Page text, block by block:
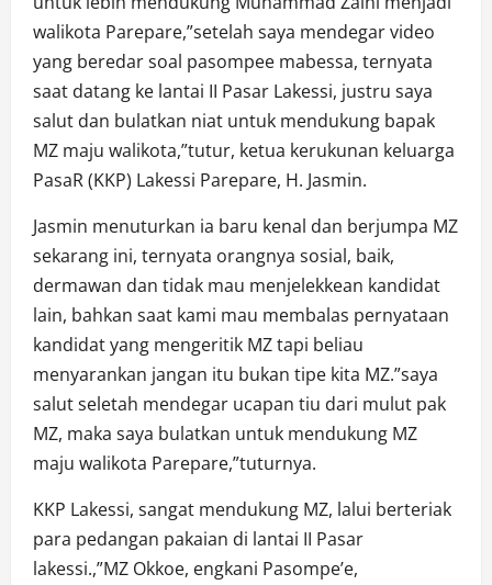
walikota Parepare,”setelah saya mendegar video
yang beredar soal pasompee mabessa, ternyata
saat datang ke lantai II Pasar Lakessi, justru saya
salut dan bulatkan niat untuk mendukung bapak
MZ maju walikota,”tutur, ketua kerukunan keluarga
PasaR (KKP) Lakessi Parepare, H. Jasmin.
Jasmin menuturkan ia baru kenal dan berjumpa MZ
sekarang ini, ternyata orangnya sosial, baik,
dermawan dan tidak mau menjelekkean kandidat
lain, bahkan saat kami mau membalas pernyataan
kandidat yang mengeritik MZ tapi beliau
menyarankan jangan itu bukan tipe kita MZ.”saya
salut seletah mendegar ucapan tiu dari mulut pak
MZ, maka saya bulatkan untuk mendukung MZ
maju walikota Parepare,”tuturnya.
KKP Lakessi, sangat mendukung MZ, lalui berteriak
para pedangan pakaian di lantai II Pasar
lakessi.,”MZ Okkoe, engkani Pasompe’e,